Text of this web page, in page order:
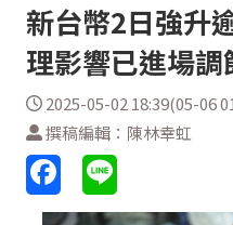
新台幣2日強升
理影響已進場調
2025-05-02 18:39(05-06
撰稿編輯：陳林幸虹